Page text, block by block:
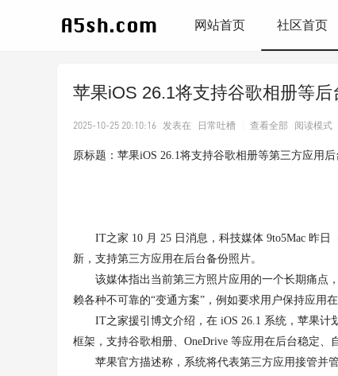
网站首页 社区首页
苹果iOS 26.1将支持谷歌相册等后
2025-10-25 20:10:16 发表在 日常吐槽 查看全部 阅读模式
原标题：苹果iOS 26.1将支持谷歌相册等第三方应用
IT之家 10 月 25 日消息，科技媒体 9to5Mac 昨日
新，支持第三方应用在后台备份照片。
该媒体指出当前第三方照片应用的一个长期痛点，
赖各种不可靠的“变通方案”，例如要求用户保持应用
IT之家援引博文介绍，在 iOS 26.1 系统，苹果计
框架，支持谷歌相册、OneDrive 等应用在后台稳定、
苹果官方描述称，系统将代表第三方应用接管并管